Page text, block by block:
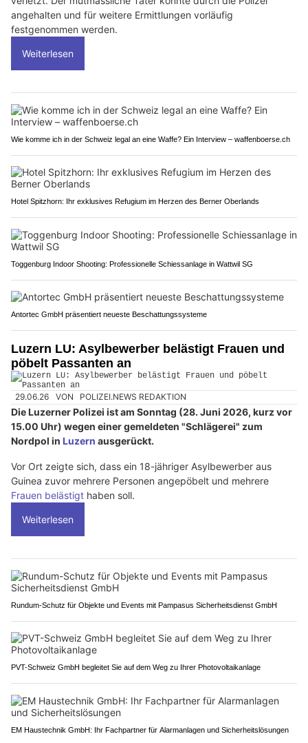
angehalten und für weitere Ermittlungen vorläufig
festgenommen werden.
Weiterlesen
Wie komme ich in der Schweiz legal an eine Waffe? Ein Interview – waffenboerse.ch
Hotel Spitzhorn: Ihr exklusives Refugium im Herzen des Berner Oberlands
Toggenburg Indoor Shooting: Professionelle Schiessanlage in Wattwil SG
Antortec GmbH präsentiert neueste Beschattungssysteme
Luzern LU: Asylbewerber belästigt Frauen und
pöbelt Passanten an
29.06.26 VON POLIZEI.NEWS REDAKTION
Die Luzerner Polizei ist am Sonntag (28. Juni 2026, kurz vor
15.00 Uhr) wegen einer gemeldeten "Schlägerei" zum
Nordpol in Luzern ausgerückt.
Vor Ort zeigte sich, dass ein 18-jähriger Asylbewerber aus
Guinea zuvor mehrere Personen angepöbelt und mehrere
Frauen belästigt haben soll.
Weiterlesen
Rundum-Schutz für Objekte und Events mit Pampasus Sicherheitsdienst GmbH
PVT-Schweiz GmbH begleitet Sie auf dem Weg zu Ihrer Photovoltaikanlage
EM Haustechnik GmbH: Ihr Fachpartner für Alarmanlagen und Sicherheitslösungen